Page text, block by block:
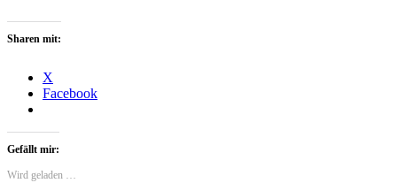
Sharen mit:
X
Facebook
Gefällt mir:
Wird geladen …